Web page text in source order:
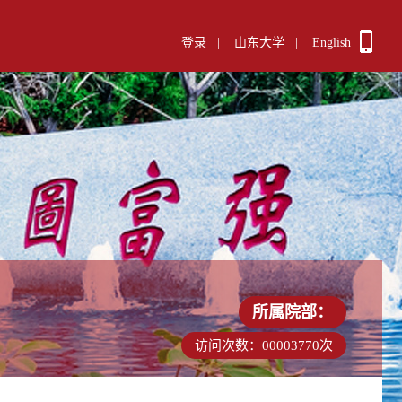
登录 山东大学 English
所属院部：
访问次数： 00003770次